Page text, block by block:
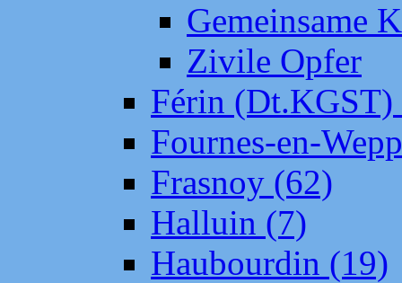
Gemeinsame
Zivile Opfer
Férin (Dt.KGST)
Fournes-en-
Frasnoy (62)
Halluin (7)
Haubourdin (19)